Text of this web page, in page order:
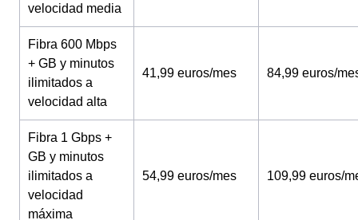
velocidad media
Fibra 600 Mbps
+ GB y minutos
ilimitados a
velocidad alta
41,99 euros/mes 84,99 euros/
Fibra 1 Gbps +
GB y minutos
ilimitados a
velocidad
máxima
54,99 euros/mes 109,99 euros/